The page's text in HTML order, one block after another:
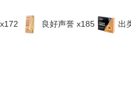
良好声誉 x185
出